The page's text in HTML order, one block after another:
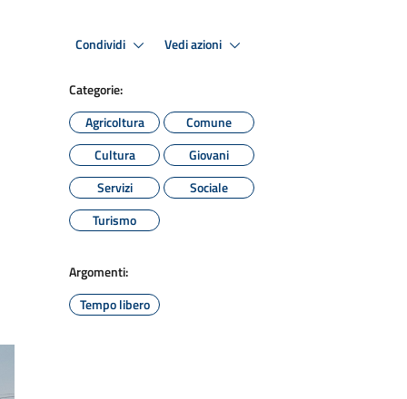
Condividi Vedi azioni
Categorie:
Agricoltura
Comune
Cultura
Giovani
Servizi
Sociale
Turismo
Argomenti:
Tempo libero